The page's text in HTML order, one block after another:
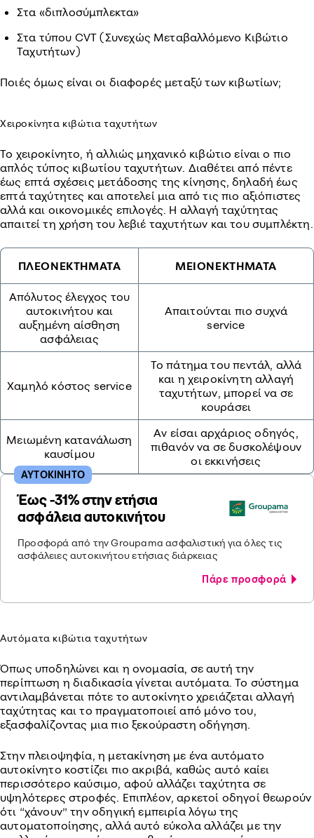
Στα «διπλοσύμπλεκτα»
Στα τύπου CVT (Συνεχώς Μεταβαλλόμενο Κιβώτιο
Ταχυτήτων)
Ποιές όμως είναι οι διαφορές μεταξύ των κιβωτίων;
Χειροκίνητα κιβώτια ταχυτήτων
Το χειροκίνητο, ή αλλιώς μηχανικό κιβώτιο είναι ο πιο
απλός τύπος κιβωτίου ταχυτήτων. Διαθέτει από πέντε
έως επτά σχέσεις μετάδοσης της κίνησης, δηλαδή έως
επτά ταχύτητες και αποτελεί μια από τις πιο αξιόπιστες
αλλά και οικονομικές επιλογές. Η αλλαγή ταχύτητας
απαιτεί τη χρήση του λεβιέ ταχυτήτων και του συμπλέκτη.
ΠΛΕΟΝΕΚΤΗΜΑΤΑ ΜΕΙΟΝΕΚΤΗΜΑΤΑ
Απόλυτος έλεγχος του
αυτοκινήτου και
αυξημένη αίσθηση
ασφάλειας
Απαιτούνται πιο συχνά
service
Χαμηλό κόστος service
Το πάτημα του πεντάλ, αλλά
και η χειροκίνητη αλλαγή
ταχυτήτων, μπορεί να σε
κουράσει
Μειωμένη κατανάλωση
καυσίμου
Αν είσαι αρχάριος οδηγός,
πιθανόν να σε δυσκολέψουν
οι εκκινήσεις
Έως -31% στην ετήσια
ασφάλεια αυτοκινήτου
Προσφορά από την Groupama ασφαλιστική για όλες τις
ασφάλειες αυτοκινήτου ετήσιας διάρκειας
Πάρε προσφορά
ΑΥΤΟΚΙΝΗΤΟ
Αυτόματα κιβώτια ταχυτήτων
Όπως υποδηλώνει και η ονομασία, σε αυτή την
περίπτωση η διαδικασία γίνεται αυτόματα. Το σύστημα
αντιλαμβάνεται πότε το αυτοκίνητο χρειάζεται αλλαγή
ταχύτητας και το πραγματοποιεί από μόνο του,
εξασφαλίζοντας μια πιο ξεκούραστη οδήγηση.
Στην πλειοψηφία, η μετακίνηση με ένα αυτόματο
αυτοκίνητο κοστίζει πιο ακριβά, καθώς αυτό καίει
περισσότερο καύσιμο, αφού αλλάζει ταχύτητα σε
υψηλότερες στροφές. Επιπλέον, αρκετοί οδηγοί θεωρούν
ότι “χάνουν” την οδηγική εμπειρία λόγω της
αυτοματοποίησης, αλλά αυτό εύκολα αλλάζει με την